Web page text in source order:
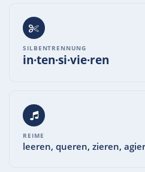
SILBENTRENNUNG
in·ten·si·vie·ren
REIME
leeren, queren, zieren,